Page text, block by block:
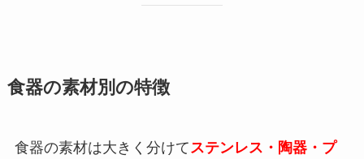
食器の素材別の特徴
食器の素材は大きく分けてステンレス・陶器・プ